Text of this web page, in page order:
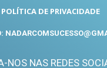
POLÍTICA DE PRIVACIDADE
NOS NAS REDES